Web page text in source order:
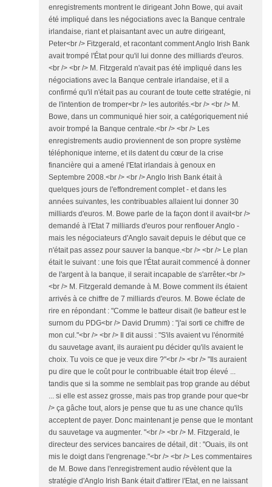
enregistrements montrent le dirigeant John Bowe, qui avait
été impliqué dans les négociations avec la Banque centrale
irlandaise, riant et plaisantant avec un autre dirigeant,
Peter<br /> Fitzgerald, et racontant comment Anglo Irish Bank
avait trompé l'État pour qu'il lui donne des milliards d'euros.
<br /> <br /> M. Fitzgerald n'avait pas été impliqué dans les
négociations avec la Banque centrale irlandaise, et il a
confirmé qu'il n'était pas au courant de toute cette stratégie, ni
de l'intention de tromper<br /> les autorités.<br /> <br /> M.
Bowe, dans un communiqué hier soir, a catégoriquement nié
avoir trompé la Banque centrale.<br /> <br /> Les
enregistrements audio proviennent de son propre système
téléphonique interne, et ils datent du cœur de la crise
financière qui a amené l'Etat irlandais à genoux en
Septembre 2008.<br /> <br /> Anglo Irish Bank était à
quelques jours de l'effondrement complet - et dans les
années suivantes, les contribuables allaient lui donner 30
milliards d'euros. M. Bowe parle de la façon dont il avait<br />
demandé à l'Etat 7 milliards d'euros pour renflouer Anglo -
mais les négociateurs d'Anglo savait depuis le début que ce
n'était pas assez pour sauver la banque.<br /> <br /> Le plan
était le suivant : une fois que l'État aurait commencé à donner
de l'argent à la banque, il serait incapable de s'arrêter.<br />
<br /> M. Fitzgerald demande à M. Bowe comment ils étaient
arrivés à ce chiffre de 7 milliards d'euros. M. Bowe éclate de
rire en répondant : "Comme le batteur disait (le batteur est le
surnom du PDG<br /> David Drumm) : "j'ai sorti ce chiffre de
mon cul."<br /> <br /> Il dit aussi : "S'ils avaient vu l'énormité
du sauvetage avant, ils auraient pu décider qu'ils avaient le
choix. Tu vois ce que je veux dire ?"<br /> <br /> "Ils auraient
pu dire que le coût pour le contribuable était trop élevé ...
tandis que si la somme ne semblait pas trop grande au début
... si elle est assez grosse, mais pas trop grande pour que<br
/> ça gâche tout, alors je pense que tu as une chance qu'ils
acceptent de payer. Donc maintenant je pense que le montant
du sauvetage va augmenter. "<br /> <br /> M. Fitzgerald, le
directeur des services bancaires de détail, dit : "Ouais, ils ont
mis le doigt dans l'engrenage."<br /> <br /> Les commentaires
de M. Bowe dans l'enregistrement audio révèlent que la
stratégie d'Anglo Irish Bank était d'attirer l'Etat, en ne laissant